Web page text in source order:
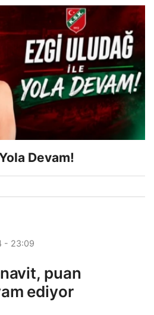
Devam!
- 23:09
puan
ediyor